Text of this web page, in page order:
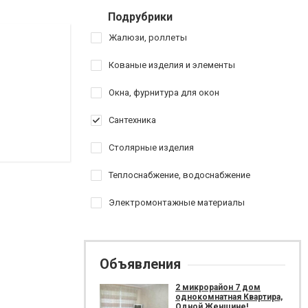
Подрубрики
Жалюзи, роллеты
Кованые изделия и элементы
Окна, фурнитура для окон
Сантехника
Столярные изделия
Теплоснабжение, водоснабжение
Электромонтажные материалы
Объявления
2 микрорайон 7 дом
однокомнатная Квартира,